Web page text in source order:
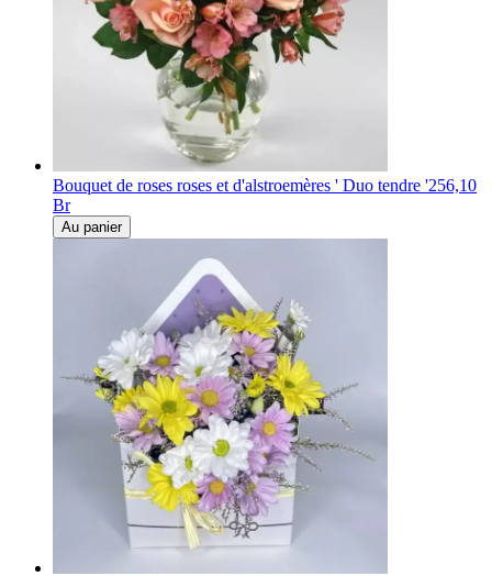
Bouquet de roses roses et d'alstroemères ' Duo tendre '256,10
Br
Au panier